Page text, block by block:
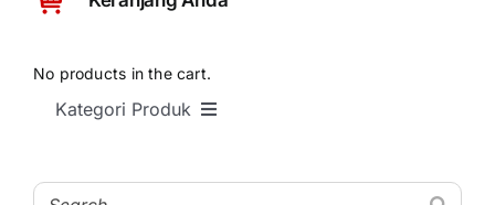
Pricelist
SHOP
Checkout
No products in the cart.
Kategori Produk